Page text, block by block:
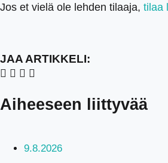
Jos et vielä ole lehden tilaaja, tilaa
JAA ARTIKKELI:
Aiheeseen liittyvää
9.8.2026